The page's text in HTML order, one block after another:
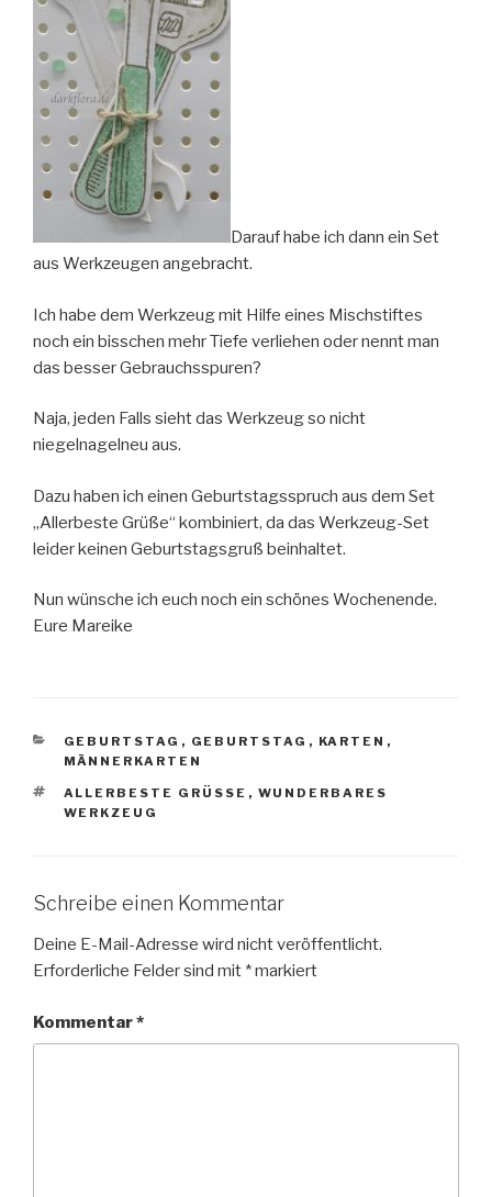
Darauf habe ich dann ein Set
aus Werkzeugen angebracht.
Ich habe dem Werkzeug mit Hilfe eines Mischstiftes
noch ein bisschen mehr Tiefe verliehen oder nennt man
das besser Gebrauchsspuren?
Naja, jeden Falls sieht das Werkzeug so nicht
niegelnagelneu aus.
Dazu haben ich einen Geburtstagsspruch aus dem Set
„Allerbeste Grüße“ kombiniert, da das Werkzeug-Set
leider keinen Geburtstagsgruß beinhaltet.
Nun wünsche ich euch noch ein schönes Wochenende.
Eure Mareike
KATEGORIEN
GEBURTSTAG , GEBURTSTAG , KARTEN ,
MÄNNERKARTEN
SCHLAGWÖRTER
ALLERBESTE GRÜSSE , WUNDERBARES
WERKZEUG
Schreibe einen Kommentar
Deine E-Mail-Adresse wird nicht veröffentlicht.
Erforderliche Felder sind mit *markiert
Kommentar*